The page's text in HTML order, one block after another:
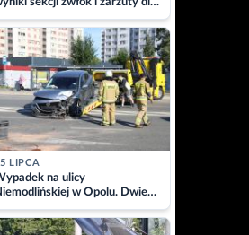
sekcji zwłok i zarzuty dla
LIPCA
na ulicy
w Opolu. Dwie
w szpitalu